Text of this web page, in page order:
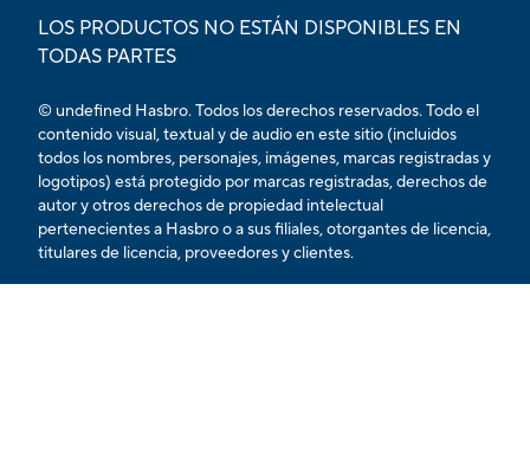
LOS PRODUCTOS NO ESTÁN DISPONIBLES EN
TODAS PARTES
© undefined Hasbro. Todos los derechos reservados. Todo el
contenido visual, textual y de audio en este sitio (incluidos
todos los nombres, personajes, imágenes, marcas registradas y
logotipos) está protegido por marcas registradas, derechos de
autor y otros derechos de propiedad intelectual
pertenecientes a Hasbro o a sus filiales, otorgantes de licencia,
titulares de licencia, proveedores y clientes.